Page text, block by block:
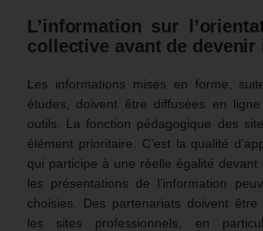
L’information sur
collective avant de devenir
Les informations mises en forme,
études, doivent être diffusées en
outils. La fonction pédagogique des
élément prioritaire. C’est la qualité
qui participe à une réelle égalité devant
les présentations de l’information
choisies. Des partenariats doivent
les sites professionnels, en